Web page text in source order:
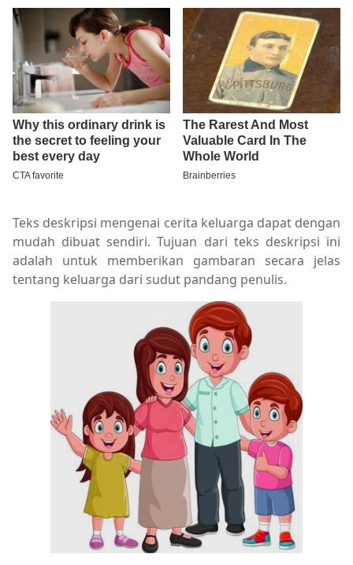
Teks deskripsi mengenai cerita keluarga dapat dengan
mudah dibuat sendiri. Tujuan dari teks deskripsi ini
adalah untuk memberikan gambaran secara jelas
tentang keluarga dari sudut pandang penulis.